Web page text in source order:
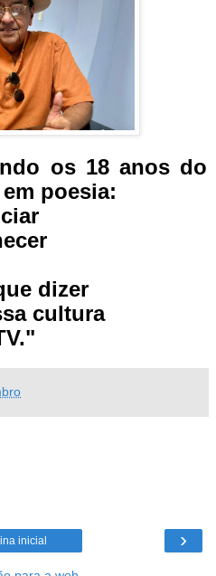
os 18 anos do
poesia:
dizer
cultura
›
inicial